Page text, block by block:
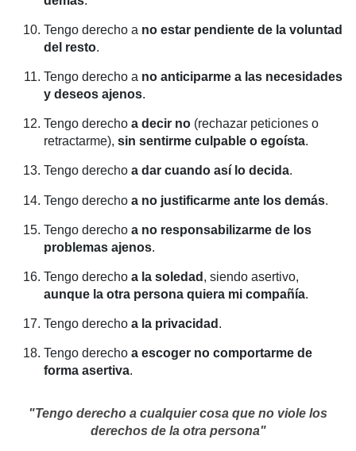
Tengo derecho a no estar pendiente de la voluntad
del resto.
Tengo derecho a no anticiparme a las necesidades
y deseos ajenos.
Tengo derecho a decir no (rechazar peticiones o
retractarme), sin sentirme culpable o egoísta.
Tengo derecho a dar cuando así lo decida.
Tengo derecho a no justificarme ante los demás.
Tengo derecho a no responsabilizarme de los
problemas ajenos.
Tengo derecho a la soledad, siendo asertivo,
aunque la otra persona quiera mi compañía.
Tengo derecho a la privacidad .
Tengo derecho a escoger no comportarme de
forma asertiva.
"Tengo derecho a cualquier cosa que no viole los
derechos de la otra persona"